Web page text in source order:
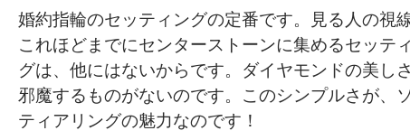
婚約指輪のセッティングの定番です。見る人の視
これほどまでにセンターストーンに集めるセッテ
グは、他にはないからです。ダイヤモンドの美し
邪魔するものがないのです。このシンプルさが、
ティアリングの魅力なのです！